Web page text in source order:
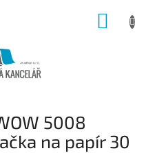
5008
na papír 30